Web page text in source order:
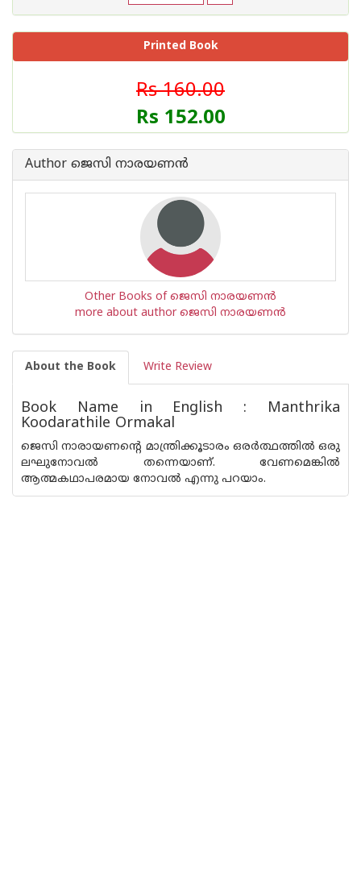
Printed Book
Rs 160.00
Rs 152.00
Author ജെസി നാരയണന്‍
Other Books of ജെസി നാരയണന്‍
more about author ജെസി നാരയണന്‍
About the Book Write Review
Book Name in English : Manthrika
Koodarathile Ormakal
ജെസി നാരായണന്റെ മാന്ത്രിക്കൂടാരം ഒരര്‍ത്ഥത്തില്‍ ഒരു
ലഘുനോവല്‍ തന്നെയാണ്. വേണമെങ്കില്‍
ആത്മകഥാപരമായ നോവല്‍ എന്നു പറയാം.